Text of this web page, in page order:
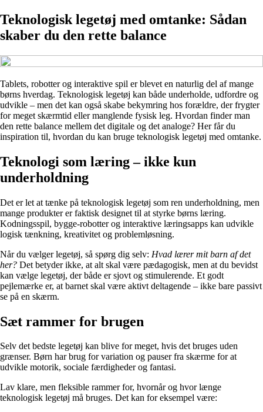
Teknologisk legetøj med omtanke: Sådan
skaber du den rette balance
Tablets, robotter og interaktive spil er blevet en naturlig del af mange
børns hverdag. Teknologisk legetøj kan både underholde, udfordre og
udvikle – men det kan også skabe bekymring hos forældre, der frygter
for meget skærmtid eller manglende fysisk leg. Hvordan finder man
den rette balance mellem det digitale og det analoge? Her får du
inspiration til, hvordan du kan bruge teknologisk legetøj med omtanke.
Teknologi som læring – ikke kun
underholdning
Det er let at tænke på teknologisk legetøj som ren underholdning, men
mange produkter er faktisk designet til at styrke børns læring.
Kodningsspil, bygge-robotter og interaktive læringsapps kan udvikle
logisk tænkning, kreativitet og problemløsning.
Når du vælger legetøj, så spørg dig selv: Hvad lærer mit barn af det
her? Det betyder ikke, at alt skal være pædagogisk, men at du bevidst
kan vælge legetøj, der både er sjovt og stimulerende. Et godt
pejlemærke er, at barnet skal være aktivt deltagende – ikke bare passivt
se på en skærm.
Sæt rammer for brugen
Selv det bedste legetøj kan blive for meget, hvis det bruges uden
grænser. Børn har brug for variation og pauser fra skærme for at
udvikle motorik, sociale færdigheder og fantasi.
Lav klare, men fleksible rammer for, hvornår og hvor længe
teknologisk legetøj må bruges. Det kan for eksempel være: